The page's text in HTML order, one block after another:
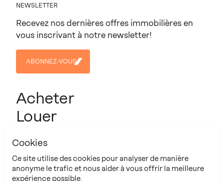
Cookies
Ce site utilise des cookies pour analyser de manière
anonyme le trafic et nous aider à vous offrir la meilleure
expérience possible.
NEWSLETTER
Recevez nos dernières offres immobilières en
vous inscrivant à notre newsletter!
ABONNEZ-VOUS
ABONNEZ-
Acheter
Louer
Projets
Contact
À propos